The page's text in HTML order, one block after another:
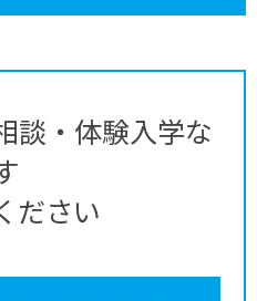
談・体験入学な
ださい